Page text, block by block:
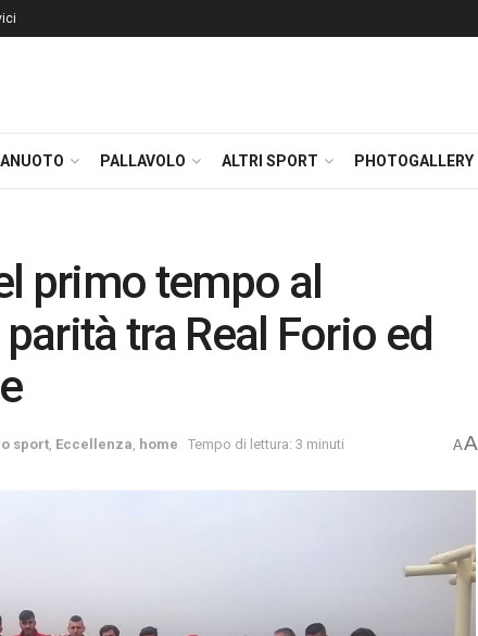
PALLAVOLO ALTRI SPORT PHOTOGALLERY
primo tempo al
tra Real Forio ed
sport Eccellenza home Tempo di lettura: 3 minuti AA